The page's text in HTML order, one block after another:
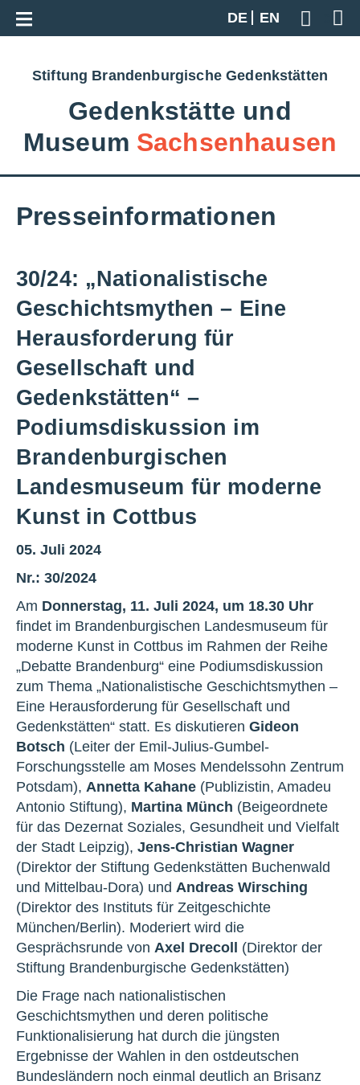
DE
EN
Geben
Zur Gesamtübersicht
Stiftung Brandenburgische Gedenkstätten
Gedenkstätte und
Museum Sachsenhausen
Presseinformationen
30/24: „Nationalistische
Geschichtsmythen – Eine
Herausforderung für
Gesellschaft und
Gedenkstätten“ –
Podiumsdiskussion im
Brandenburgischen
Landesmuseum für moderne
Kunst in Cottbus
05. Juli 2024
Nr.: 30/2024
Am Donnerstag, 11. Juli 2024, um 18.30 Uhr
findet im Brandenburgischen Landesmuseum für
moderne Kunst in Cottbus im Rahmen der Reihe
„Debatte Brandenburg“ eine Podiumsdiskussion
zum Thema „Nationalistische Geschichtsmythen –
Eine Herausforderung für Gesellschaft und
Gedenkstätten“ statt. Es diskutieren Gideon
Botsch (Leiter der Emil-Julius-Gumbel-
Forschungsstelle am Moses Mendelssohn Zentrum
Potsdam), Annetta Kahane (Publizistin, Amadeu
Antonio Stiftung), Martina Münch (Beigeordnete
für das Dezernat Soziales, Gesundheit und Vielfalt
der Stadt Leipzig), Jens-Christian Wagner
(Direktor der Stiftung Gedenkstätten Buchenwald
und Mittelbau-Dora) und Andreas Wirsching
(Direktor des Instituts für Zeitgeschichte
München/Berlin). Moderiert wird die
Gesprächsrunde von Axel Drecoll (Direktor der
Stiftung Brandenburgische Gedenkstätten)
Die Frage nach nationalistischen
Geschichtsmythen und deren politische
Funktionalisierung hat durch die jüngsten
Ergebnisse der Wahlen in den ostdeutschen
Bundesländern noch einmal deutlich an Brisanz